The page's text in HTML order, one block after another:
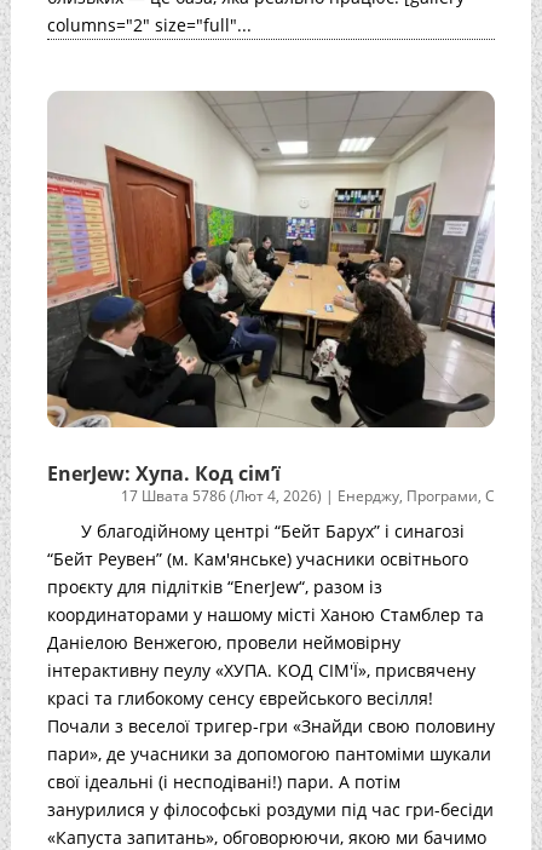
columns="2" size="full"...
EnerJew: Хупа. Код сім’ї
17 Швата 5786 (Лют 4, 2026) | Енерджу, Програми,С
У благодійному центрі “Бейт Барух” і синагозі
“Бейт Реувен” (м. Кам'янське) учасники освітнього
проєкту для підлітків “EnerJew“, разом із
координаторами у нашому місті Ханою Стамблер та
Даніелою Венжегою, провели неймовірну
інтерактивну пеулу «ХУПА. КОД СІМ'Ї», присвячену
красі та глибокому сенсу єврейського весілля!
Почали з веселої тригер-гри «Знайди свою половину
пари», де учасники за допомогою пантоміми шукали
свої ідеальні (і несподівані!) пари. А потім
занурилися у філософські роздуми під час гри-бесіди
«Капуста запитань», обговорюючи, якою ми бачимо